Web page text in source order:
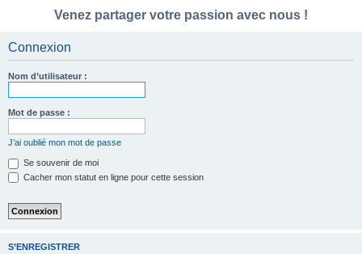
Venez partager votre passion avec nous !
Connexion
Nom d’utilisateur :
Mot de passe :
J’ai oublié mon mot de passe
Se souvenir de moi
Cacher mon statut en ligne pour cette session
S’ENREGISTRER